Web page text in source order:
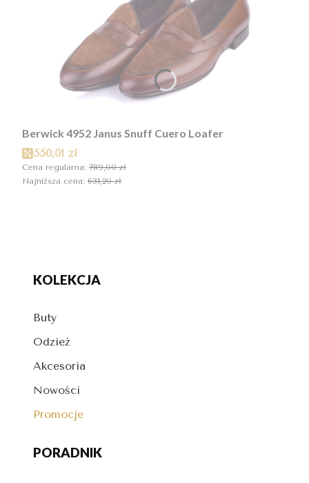
Berwick 4952 Janus Snuff Cuero Loafer
Cena promocyjna
550,01 zł
Cena regularna: 789,00 zł
Najniższa cena: 631,20 zł
KOLEKCJA
Buty
Odzież
Akcesoria
Nowości
Promocje
PORADNIK